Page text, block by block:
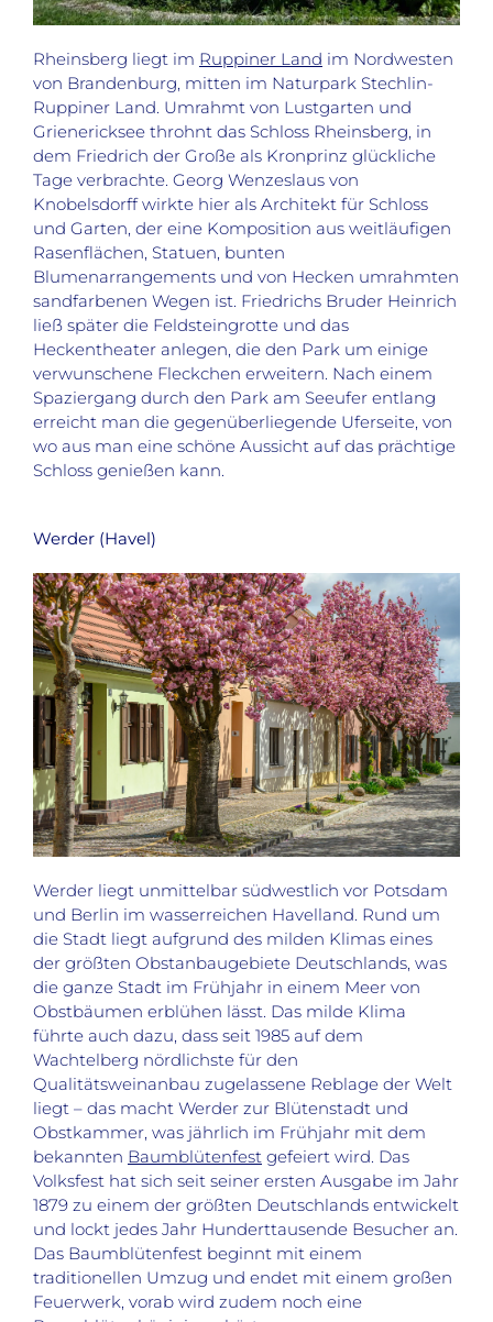
Rheinsberg liegt im Ruppiner Land im Nordwesten
von Brandenburg, mitten im Naturpark Stechlin-
Ruppiner Land. Umrahmt von Lustgarten und
Grienericksee throhnt das Schloss Rheinsberg, in
dem Friedrich der Große als Kronprinz glückliche
Tage verbrachte. Georg Wenzeslaus von
Knobelsdorff wirkte hier als Architekt für Schloss
und Garten, der eine Komposition aus weitläufigen
Rasenflächen, Statuen, bunten
Blumenarrangements und von Hecken umrahmten
sandfarbenen Wegen ist. Friedrichs Bruder Heinrich
ließ später die Feldsteingrotte und das
Heckentheater anlegen, die den Park um einige
verwunschene Fleckchen erweitern. Nach einem
Spaziergang durch den Park am Seeufer entlang
erreicht man die gegenüberliegende Uferseite, von
wo aus man eine schöne Aussicht auf das prächtige
Schloss genießen kann.
Werder (Havel)
Werder liegt unmittelbar südwestlich vor Potsdam
und Berlin im wasserreichen Havelland. Rund um
die Stadt liegt aufgrund des milden Klimas eines
der größten Obstanbaugebiete Deutschlands, was
die ganze Stadt im Frühjahr in einem Meer von
Obstbäumen erblühen lässt. Das milde Klima
führte auch dazu, dass seit 1985 auf dem
Wachtelberg nördlichste für den
Qualitätsweinanbau zugelassene Reblage der Welt
liegt – das macht Werder zur Blütenstadt und
Obstkammer, was jährlich im Frühjahr mit dem
bekannten Baumblütenfestgefeiert wird. Das
Volksfest hat sich seit seiner ersten Ausgabe im Jahr
1879 zu einem der größten Deutschlands entwickelt
und lockt jedes Jahr Hunderttausende Besucher an.
Das Baumblütenfest beginnt mit einem
traditionellen Umzug und endet mit einem großen
Feuerwerk, vorab wird zudem noch eine